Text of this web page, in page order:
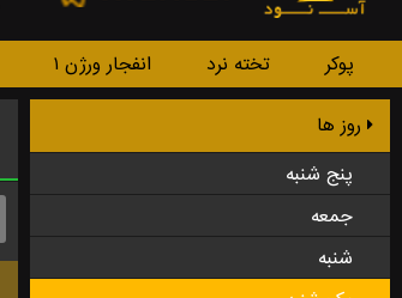
پوکر تخته نرد انفجار ورژن ۱
روز ها
پنج شنبه
جمعه
شنبه